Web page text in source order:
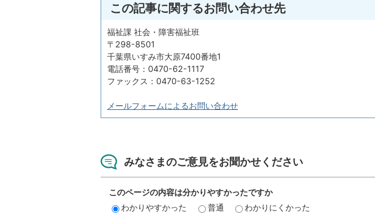
この記事に関するお問い合わせ先
福祉課 社会・障害福祉班
〒298-8501
千葉県いすみ市大原7400番地1
電話番号：0470-62-1117
ファックス：0470-63-1252
メールフォームによるお問い合わせ
みなさまのご意見をお聞かせください
このページの内容は分かりやすかったですか
わかりやすかった
普通 わかりにくかった